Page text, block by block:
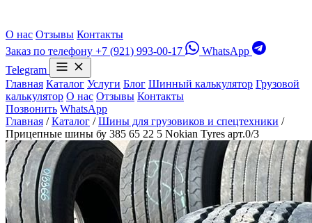
О нас Отзывы Контакты
Заказ по телефону +7 (921) 993-00-17
WhatsApp
Telegram
Главная Каталог Услуги Блог Шинный калькулятор Грузовой
калькулятор О нас Отзывы Контакты
Позвонить WhatsApp
Главная / Каталог / Шины для грузовиков и спецтехники /
Прицепные шины бу 385 65 22 5 Nokian Tyres арт.0/3